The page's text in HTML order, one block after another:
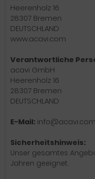
Heerenholz 16
28307 Bremen
DEUTSCHLAND
www.acavi.com
Verantwortliche
acavi GmbH
Heerenholz 16
28307 Bremen
DEUTSCHLAND
E-Mail: info@acavi.com
Sicherheitshinweis:
Unser gesamtes
Jahren geeignet.